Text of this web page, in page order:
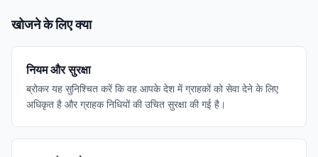
खोजने के लिए क्या
नियम और सुरक्षा
ब्रोकर यह सुनिश्चित करें कि वह आपके देश में ग्राहकों को सेवा देने के लिए
अधिकृत है और ग्राहक निधियों की उचित सुरक्षा की गई है।